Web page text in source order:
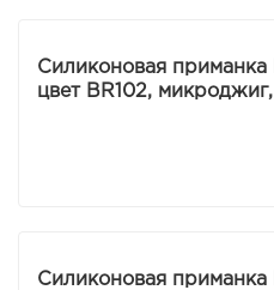
Силиконовая
цвет BR102,
Силиконовая